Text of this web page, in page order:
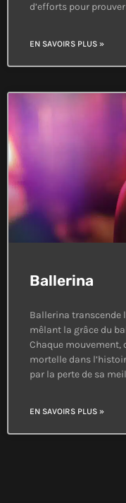
d’efforts pour
EN SAVOIRS PLUS »
Ballerina
Ballerina transcende
mêlant la grâce du
Chaque mouvement,
mortelle dans
par la perte de sa
EN SAVOIRS PLUS »